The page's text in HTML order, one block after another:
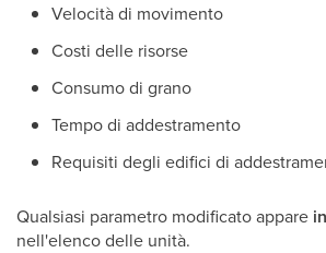
Velocità di movimento
Costi delle risorse
Consumo di grano
Tempo di addestramento
Requisiti degli edifici di
Qualsiasi parametro modificato appare
nell'elenco delle unità.